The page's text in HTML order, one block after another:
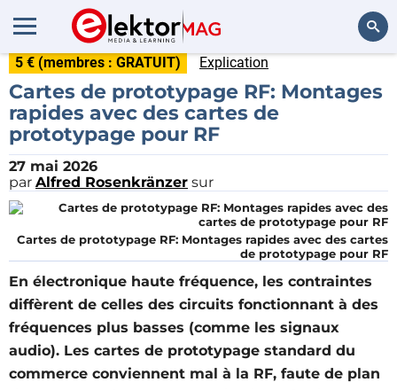
5 € (membres : GRATUIT) Explication
Cartes de prototypage RF: Montages
rapides avec des cartes de
prototypage pour RF
27 mai 2026
par Alfred Rosenkränzer sur
Cartes de prototypage RF: Montages rapides avec des cartes
de prototypage pour RF
En électronique haute fréquence, les contraintes
diffèrent de celles des circuits fonctionnant à des
fréquences plus basses (comme les signaux
audio). Les cartes de prototypage standard du
commerce conviennent mal à la RF, faute de plan